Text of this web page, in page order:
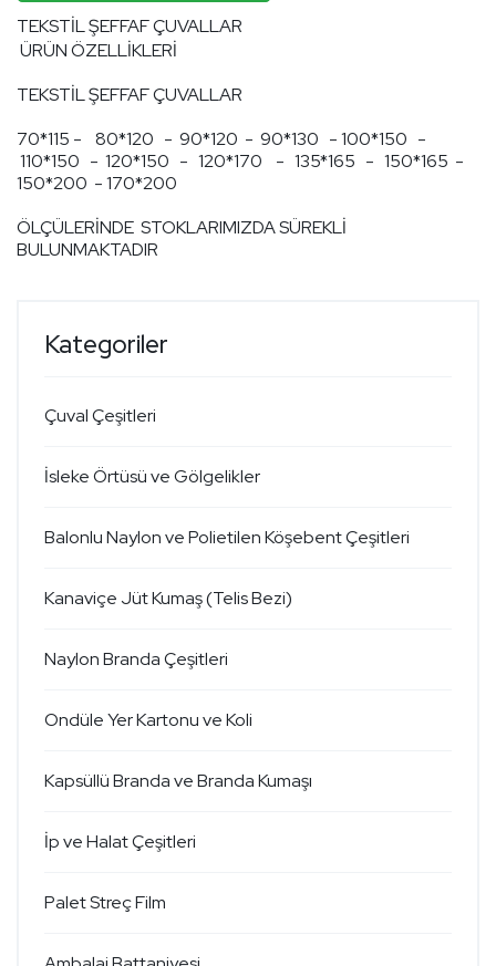
TEKSTİL ŞEFFAF ÇUVALLAR
ÜRÜN ÖZELLİKLERİ
TEKSTİL ŞEFFAF ÇUVALLAR
70*115 - 80*120 - 90*120 - 90*130 - 100*150 -
110*150 - 120*150 - 120*170 - 135*165 - 150*165 -
150*200 - 170*200
ÖLÇÜLERİNDE STOKLARIMIZDA SÜREKLİ
BULUNMAKTADIR
Kategoriler
Çuval Çeşitleri
İsleke Örtüsü ve Gölgelikler
Balonlu Naylon ve Polietilen Köşebent Çeşitleri
Kanaviçe Jüt Kumaş (Telis Bezi)
Naylon Branda Çeşitleri
Ondüle Yer Kartonu ve Koli
Kapsüllü Branda ve Branda Kumaşı
İp ve Halat Çeşitleri
Palet Streç Film